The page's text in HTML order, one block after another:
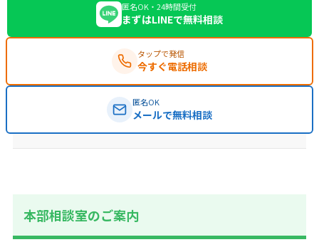
匿名OK・24時間受付
まずはLINEで無料相談
タップで発信
今すぐ電話相談
匿名OK
メールで無料相談
本部相談室のご案内